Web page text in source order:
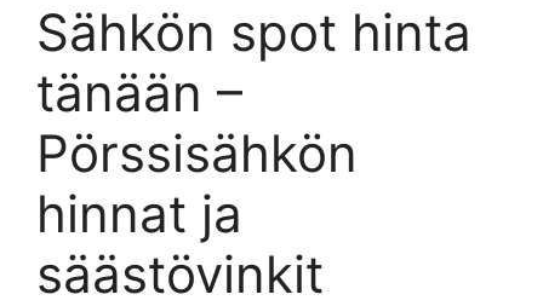
Sähkön spot hinta
tänään –
Pörssisähkön
hinnat ja
säästövinkit